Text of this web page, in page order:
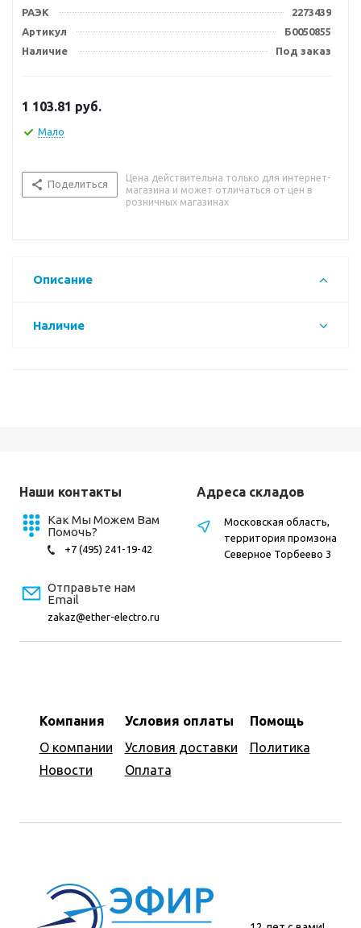
РАЭК
2273439
Артикул
Б0050855
Наличие
Под заказ
1 103.81 руб.
Мало
Поделиться
Цена действительна только для интернет-
магазина и может отличаться от цен в
розничных магазинах
Описание
Наличие
Наши контакты
Как Мы Можем Вам
Помочь?
+7 (495) 241-19-42
Отправьте нам
Email
zakaz@ether-electro.ru
Компания
О компании
Новости
Условия оплаты
Условия доставки
Оплата
Помощь
Политика
Адреса складов
Московская область,
территория промзона
Северное Торбеево 3